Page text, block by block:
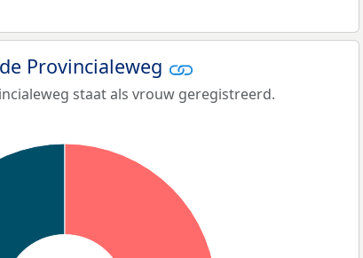
Provincialeweg
staat als vrouw geregistreerd.